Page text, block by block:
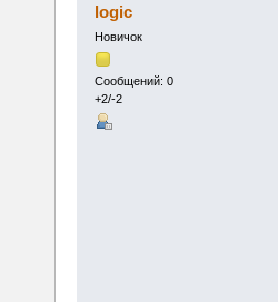
logic
Новичок
Сообщений: 0
+2/-2